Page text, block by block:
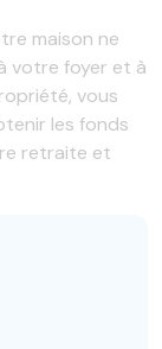
maison ne
votre foyer et à
vous
les fonds
retraite et